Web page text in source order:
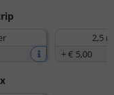
2,5
+€ 5,00